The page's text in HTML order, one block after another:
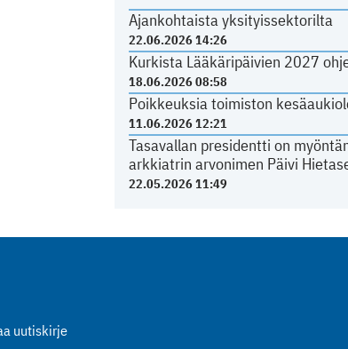
Ajankohtaista yksityissektorilta
22.06.2026 14:26
Kurkista Lääkäripäivien 2027
18.06.2026 08:58
Poikkeuksia toimiston
11.06.2026 12:21
Tasavallan presidentti on
arkkiatrin arvonimen Päivi
22.05.2026 11:49
uutiskirje